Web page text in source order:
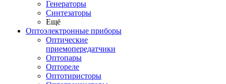
Генераторы
Синтезаторы
Ещё
Оптоэлектронные приборы
Оптические
приемопередатчики
Оптопары
Оптореле
Оптотиристоры